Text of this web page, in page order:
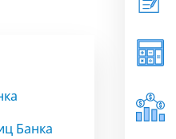
Банка